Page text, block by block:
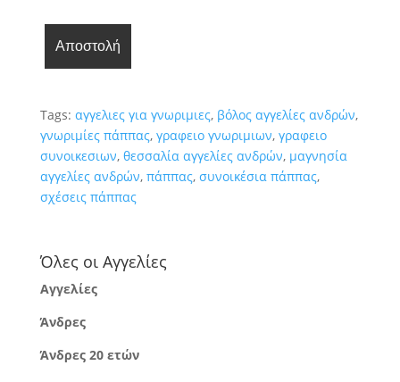
Tags: αγγελιες για γνωριμιες, βόλος αγγελίες ανδρών,
γνωριμίες πάππας, γραφειο γνωριμιων, γραφειο
συνοικεσιων, θεσσαλία αγγελίες ανδρών, μαγνησία
αγγελίες ανδρών, πάππας, συνοικέσια πάππας,
σχέσεις πάππας
Όλες οι Αγγελίες
Αγγελίες
Άνδρες
Άνδρες 20 ετών